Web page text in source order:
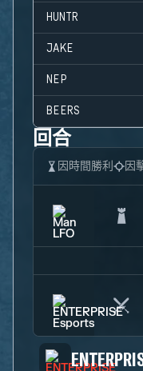
HUNTR
JAKE
NEP
BEERS
回合
因時間勝利 因